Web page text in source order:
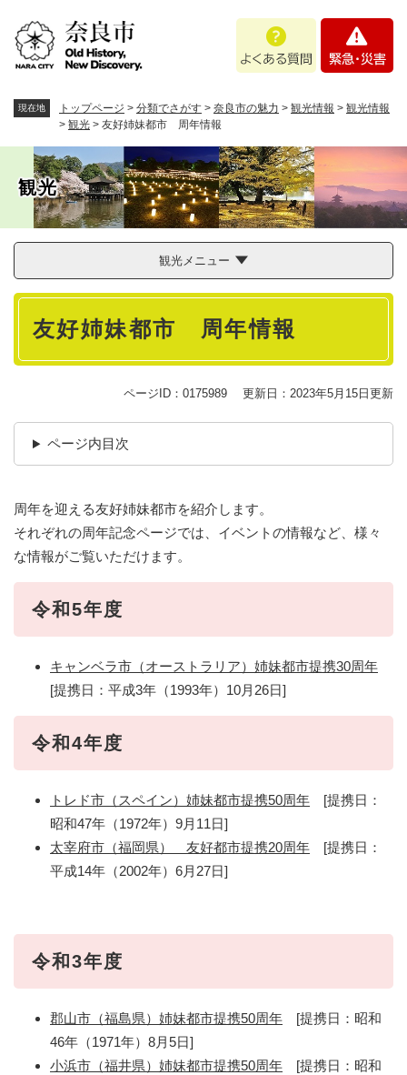
あ
問
・
現在地 トップページ > 分類でさがす > 奈良市の魅力 > 観光情報 > 観光情報
> 観光 > 友好姉妹都市 周年情報
観光
観光メニュー
本
友好姉妹都市 周年情報
ページID：0175989 更新日：2023年5月15日更新
ページ内目次
周年を迎える友好姉妹都市を紹介します。
それぞれの周年記念ページでは、イベントの情報など、様々
な情報がご覧いただけます。
令和5年度
キャンベラ市（オーストラリア）姉妹都市提携30周年
[提携日：平成3年（1993年）10月26日]
令和4年度
トレド市（スペイン）姉妹都市提携50周年 [提携日：
昭和47年（1972年）9月11日]
太宰府市（福岡県） 友好都市提携20周年 [提携日：
平成14年（2002年）6月27日]
令和3年度
郡山市（福島県）姉妹都市提携50周年 [提携日：昭和
46年（1971年）8月5日]
小浜市（福井県）姉妹都市提携50周年 [提携日：昭和